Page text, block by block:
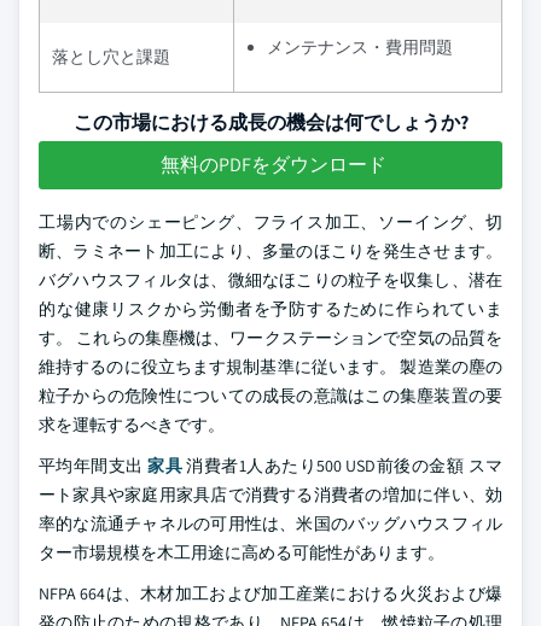
落とし穴と課題 メンテナンス・費用問題
この市場における成長の機会は何でしょうか?
無料のPDFをダウンロード
工場内でのシェーピング、フライス加工、ソーイング、切
断、ラミネート加工により、多量のほこりを発生させます。
バグハウスフィルタは、微細なほこりの粒子を収集し、潜在
的な健康リスクから労働者を予防するために作られていま
す。 これらの集塵機は、ワークステーションで空気の品質を
維持するのに役立ちます規制基準に従います。 製造業の塵の
粒子からの危険性についての成長の意識はこの集塵装置の要
求を運転するべきです。
平均年間支出家具消費者1人あたり500 USD前後の金額 スマ
ート家具や家庭用家具店で消費する消費者の増加に伴い、効
率的な流通チャネルの可用性は、米国のバッグハウスフィル
ター市場規模を木工用途に高める可能性があります。
NFPA 664は、木材加工および加工産業における火災および爆